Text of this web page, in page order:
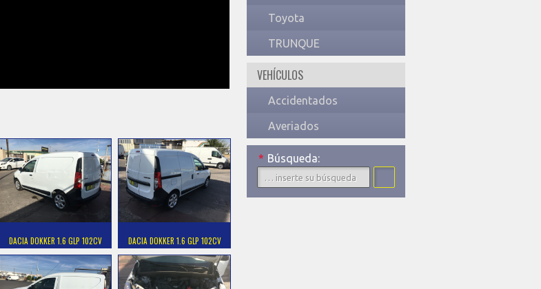
Toyota
TRUNQUE
VEHÍCULOS
Accidentados
Averiados
Búsqueda:
*
DACIA DOKKER 1.6 GLP 102CV DACIA DOKKER 1.6 GLP 102CV